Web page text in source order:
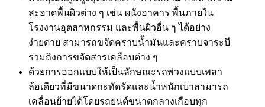
สะอาดพื้นผิวต่าง ๆ เช่น ผนังอาคาร พื้นภายใน
โรงงานอุตสาหกรรม และพื้นผิวอื่น ๆ ได้อย่าง
ง่ายดาย สามารถขจัดคราบน้ำมันและคราบจาระบี
รวมถึงการขจัดสารเคลือบต่าง ๆ
ด้วยการออกแบบให้เป็นลักษณะรถพ่วงแบบเพลา
ล้อเดียวที่มีขนาดกะทัดรัดและน้ำหนักเบาสามารถ
เคลื่อนย้ายได้โดยรถยนต์ขนาดกลางเกือบทุก